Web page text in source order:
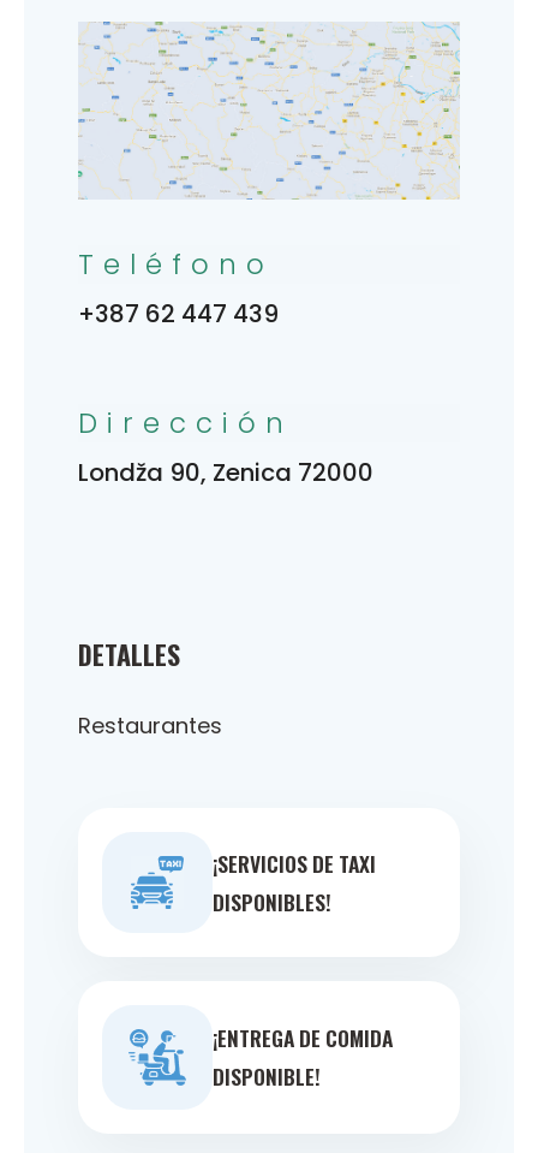
DETALLES
Restaurantes
¡SERVICIOS DE TAXI
DISPONIBLES!
¡ENTREGA DE COMIDA
DISPONIBLE!
Teléfono
+387 62 447 439
Dirección
Londža 90, Zenica 72000